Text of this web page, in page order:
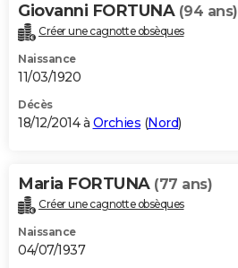
Giovanni FORTUNA (94 ans)
Créer une cagnotte obsèques
Naissance
11/03/1920
Décès
18/12/2014 à Orchies (Nord)
Maria FORTUNA (77 ans)
Créer une cagnotte obsèques
Naissance
04/07/1937